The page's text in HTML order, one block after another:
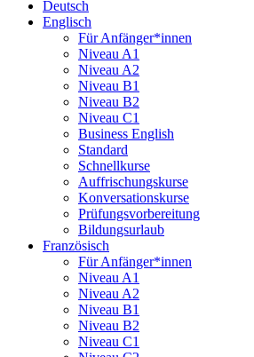
Deutsch
Englisch
Für Anfänger*innen
Niveau A1
Niveau A2
Niveau B1
Niveau B2
Niveau C1
Business English
Standard
Schnellkurse
Auffrischungskurse
Konversationskurse
Prüfungsvorbereitung
Bildungsurlaub
Französisch
Für Anfänger*innen
Niveau A1
Niveau A2
Niveau B1
Niveau B2
Niveau C1